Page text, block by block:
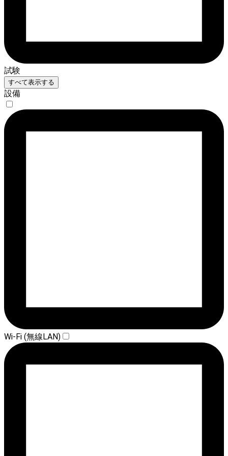
試験
すべて表示する
設備
Wi-Fi (無線LAN)